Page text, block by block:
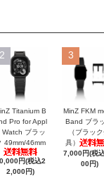
2
Titanium B
Pro for Appl
Watch ブラッ
49mm/46mm
円(税込2
2,000円)
3
MinZ FKM
Band ブラ
（ブラッ
具）
7,000円(税
00円)